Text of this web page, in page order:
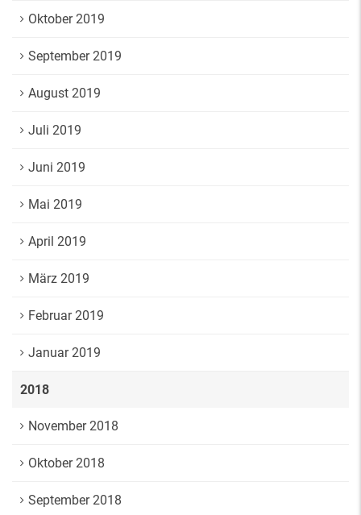
Oktober 2019
September 2019
August 2019
Juli 2019
Juni 2019
Mai 2019
April 2019
März 2019
Februar 2019
Januar 2019
2018
November 2018
Oktober 2018
September 2018